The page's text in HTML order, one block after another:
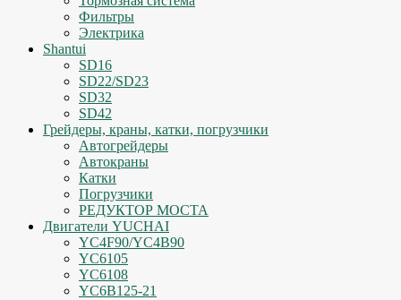
Фильтры
Электрика
Shantui
SD16
SD22/SD23
SD32
SD42
Грейдеры, краны, катки, погрузчики
Автогрейдеры
Автокраны
Катки
Погрузчики
РЕДУКТОР МОСТА
Двигатели YUCHAI
YC4F90/YC4B90
YC6105
YC6108
YC6B125-21